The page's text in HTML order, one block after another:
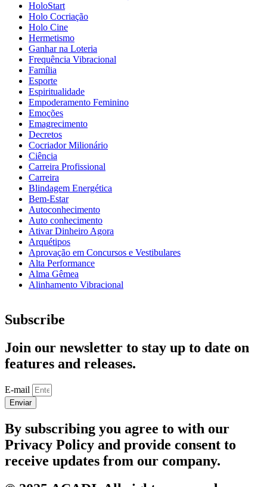
HoloStart
Holo Cocriação
Holo Cine
Hermetismo
Ganhar na Loteria
Frequência Vibracional
Família
Esporte
Espiritualidade
Empoderamento Feminino
Emoções
Emagrecimento
Decretos
Cocriador Milionário
Ciência
Carreira Profissional
Carreira
Blindagem Energética
Bem-Estar
Autoconhecimento
Auto conhecimento
Ativar Dinheiro Agora
Arquétipos
Aprovação em Concursos e Vestibulares
Alta Performance
Alma Gêmea
Alinhamento Vibracional
Subscribe
Join our newsletter to stay up to date on
features and releases.
E-mail
Enviar
By subscribing you agree to with our
Privacy Policy and provide consent to
receive updates from our company.